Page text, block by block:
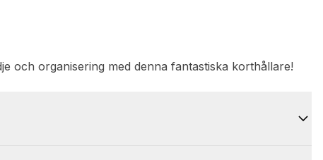
och organisering med denna fantastiska korthållare!